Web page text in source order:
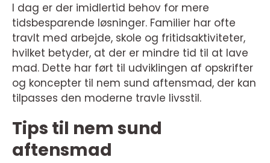
I dag er der imidlertid behov for mere
tidsbesparende løsninger. Familier har ofte
travlt med arbejde, skole og fritidsaktiviteter,
hvilket betyder, at der er mindre tid til at lave
mad. Dette har ført til udviklingen af opskrifter
og koncepter til nem sund aftensmad, der kan
tilpasses den moderne travle livsstil.
Tips til nem sund
aftensmad